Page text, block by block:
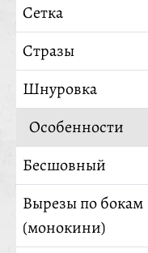
Сетка
Стразы
Шнуровка
Особенности
Бесшовный
Вырезы по бокам
(монокини)